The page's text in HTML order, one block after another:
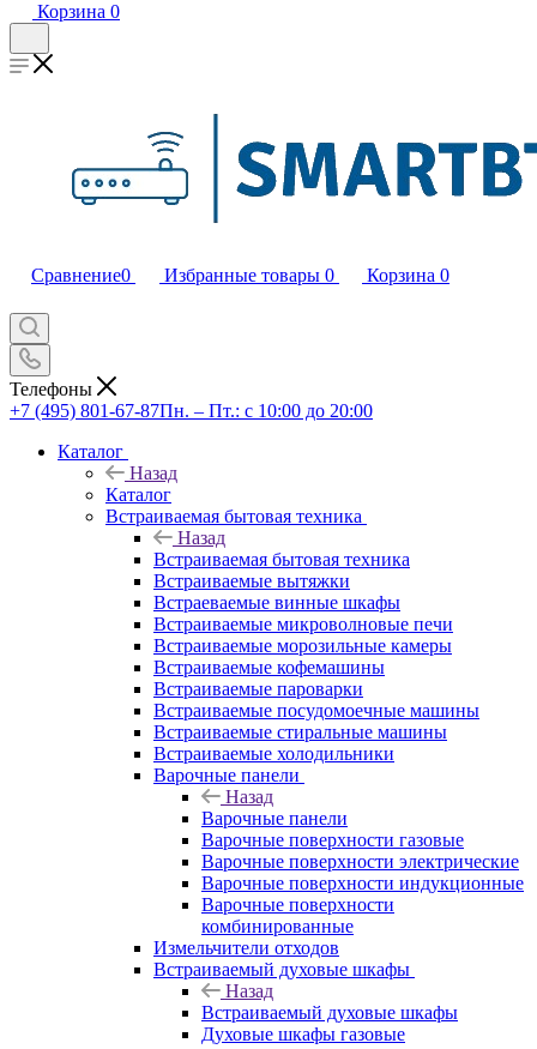
Корзина 0
Сравнение0 Избранные товары 0 Корзина 0
Телефоны
+7 (495) 801-67-87Пн. – Пт.: с 10:00 до 20:00
Каталог
Назад
Каталог
Встраиваемая бытовая техника
Назад
Встраиваемая бытовая техника
Встраиваемые вытяжки
Встраеваемые винные шкафы
Встраиваемые микроволновые печи
Встраиваемые морозильные камеры
Встраиваемые кофемашины
Встраиваемые пароварки
Встраиваемые посудомоечные машины
Встраиваемые стиральные машины
Встраиваемые холодильники
Варочные панели
Назад
Варочные панели
Варочные поверхности газовые
Варочные поверхности электрические
Варочные поверхности индукционные
Варочные поверхности
комбинированные
Измельчители отходов
Встраиваемый духовые шкафы
Назад
Встраиваемый духовые шкафы
Духовые шкафы газовые